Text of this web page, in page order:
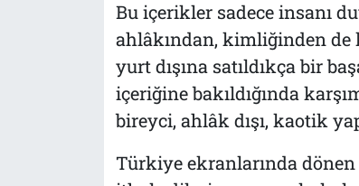
Bu içerikler sadece insanı
ahlâkından, kimliğinden de
yurt dışına satıldıkça bir
içeriğine bakıldığında
bireyci, ahlâk dışı, kaotik
Türkiye ekranlarında